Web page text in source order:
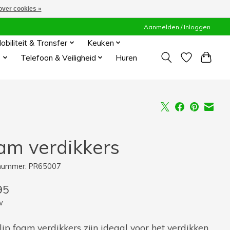
Aanmelden / Inloggen
& Transfer
Keuken
Telefoon & Veiligheid Huren
verdikkers
PR65007
foam verdikkers zijn ideaal voor het verdikken
cookies »